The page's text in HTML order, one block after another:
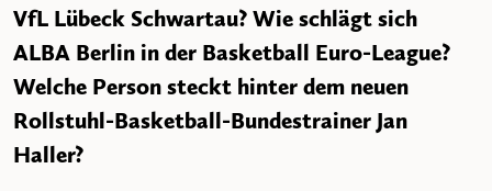
VfL Lübeck Schwartau? Wie schlägt sich
ALBA Berlin in der Basketball Euro-League?
Welche Person steckt hinter dem neuen
Rollstuhl-Basketball-Bundestrainer Jan
Haller?